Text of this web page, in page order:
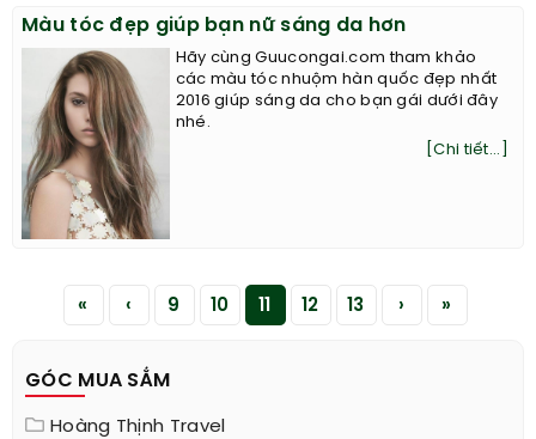
Màu tóc đẹp giúp bạn nữ sáng da hơn
Hãy cùng Guucongai.com tham khảo
các màu tóc nhuộm hàn quốc đẹp nhất
2016 giúp sáng da cho bạn gái dưới đây
nhé.
[Chi tiết...]
« ‹ 9 10 12 13 › »
GÓC MUA SẮM
Hoàng Thịnh Travel